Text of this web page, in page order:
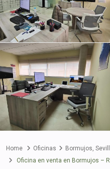
Home Oficinas Bormujos,
Oficina en venta en Bormujos –